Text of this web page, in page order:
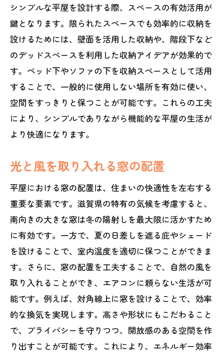
シンプルな平屋を設計する際、スペースの有効活用が
鍵となります。限られたスペースでも効率的に収納を
設けるためには、壁面を活用した収納や、階段下など
のデッドスペースを利用した収納アイデアが効果的で
す。ベッド下やソファの下を収納スペースとして活用
することで、一般的に使用しない場所を有効に使い、
空間をすっきりと保つことが可能です。これらの工夫
により、シンプルでありながら機能的な平屋の生活が
より快適になります。
光と風を取り入れる窓の配置
平屋における窓の配置は、住まいの快適性を左右する
重要な要素です。滋賀県の特有の気候を考慮すると、
南向きの大きな窓は冬の陽射しを最大限に活かすため
に有効です。一方で、夏の日差しを遮る庇やシェード
を設けることで、室内温度を適切に保つことができま
す。さらに、窓の配置を工夫することで、自然の風を
取り入れることができ、エアコンに頼らない生活が可
能です。例えば、対角線上に窓を設けることで、効率
的な換気を実現します。高さや形状にもこだわること
で、プライバシーを守りつつ、開放感のある空間を作
り出すことが可能です。これにより、エネルギー効率